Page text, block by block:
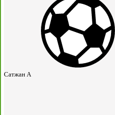
Сатжан А